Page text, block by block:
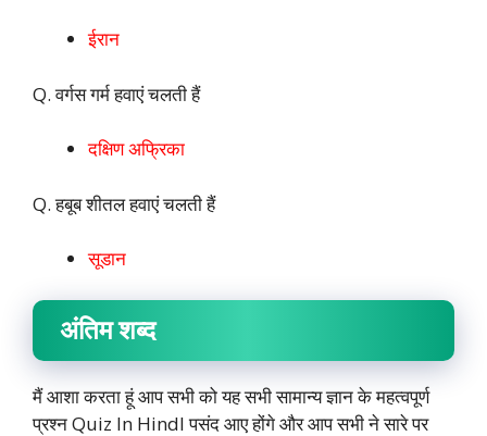
ईरान
Q. वर्गस गर्म हवाएं चलती हैं
दक्षिण अफ्रिका
Q. हबूब शीतल हवाएं चलती हैं
सूडान
अंतिम शब्द
मैं आशा करता हूं आप सभी को यह सभी सामान्य ज्ञान के महत्वपूर्ण
प्रश्न Quiz In HindI पसंद आए होंगे और आप सभी ने सारे पर